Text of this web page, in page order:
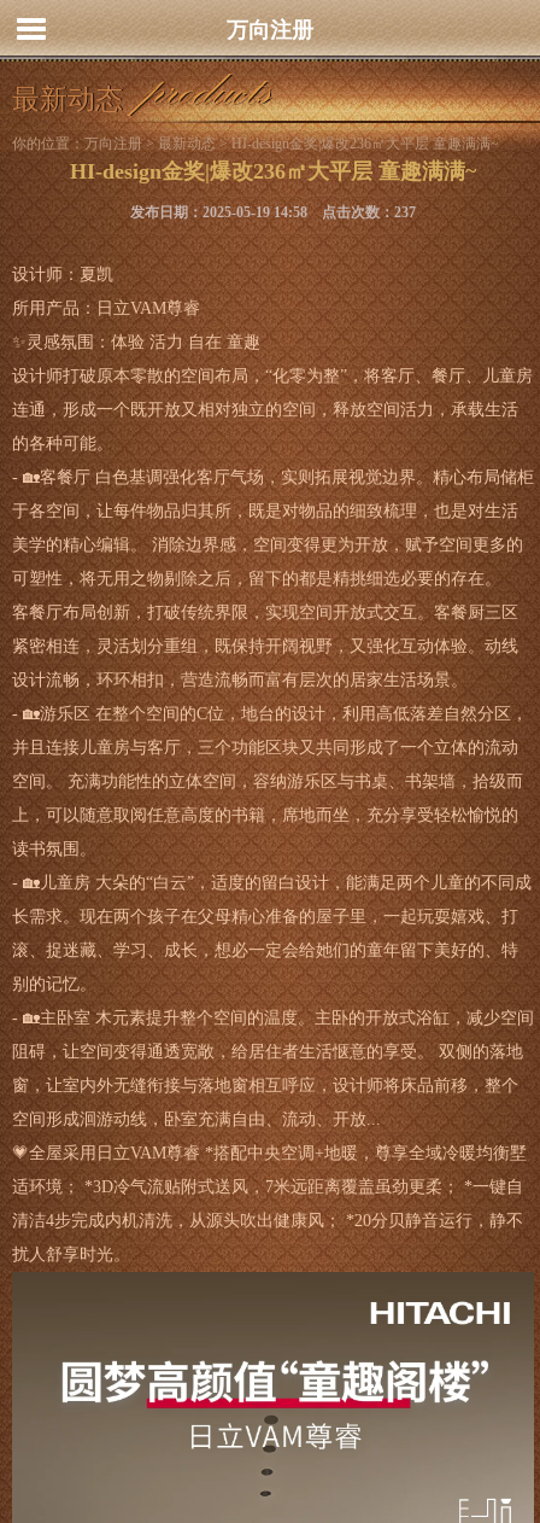
万向注册
最新动态
你的位置：万向注册>最新动态> HI-design金奖|爆改236㎡大平层 童趣满满~
HI-design金奖|爆改236㎡大平层 童趣满满~
发布日期：2025-05-19 14:58 点击次数：237
设计师：夏凯
所用产品：日立VAM尊睿
✨灵感氛围：体验 活力 自在 童趣
设计师打破原本零散的空间布局，“化零为整”，将客厅、餐厅、儿童房
连通，形成一个既开放又相对独立的空间，释放空间活力，承载生活
的各种可能。
- 🏡客餐厅 白色基调强化客厅气场，实则拓展视觉边界。精心布局储柜
于各空间，让每件物品归其所，既是对物品的细致梳理，也是对生活
美学的精心编辑。 消除边界感，空间变得更为开放，赋予空间更多的
可塑性，将无用之物剔除之后，留下的都是精挑细选必要的存在。
客餐厅布局创新，打破传统界限，实现空间开放式交互。客餐厨三区
紧密相连，灵活划分重组，既保持开阔视野，又强化互动体验。动线
设计流畅，环环相扣，营造流畅而富有层次的居家生活场景。
- 🏡游乐区 在整个空间的C位，地台的设计，利用高低落差自然分区，
并且连接儿童房与客厅，三个功能区块又共同形成了一个立体的流动
空间。 充满功能性的立体空间，容纳游乐区与书桌、书架墙，拾级而
上，可以随意取阅任意高度的书籍，席地而坐，充分享受轻松愉悦的
读书氛围。
- 🏡儿童房 大朵的“白云”，适度的留白设计，能满足两个儿童的不同成
长需求。现在两个孩子在父母精心准备的屋子里，一起玩耍嬉戏、打
滚、捉迷藏、学习、成长，想必一定会给她们的童年留下美好的、特
别的记忆。
- 🏡主卧室 木元素提升整个空间的温度。主卧的开放式浴缸，减少空间
阻碍，让空间变得通透宽敞，给居住者生活惬意的享受。 双侧的落地
窗，让室内外无缝衔接与落地窗相互呼应，设计师将床品前移，整个
空间形成洄游动线，卧室充满自由、流动、开放...
💗全屋采用日立VAM尊睿 *搭配中央空调+地暖，尊享全域冷暖均衡墅
适环境； *3D冷气流贴附式送风，7米远距离覆盖虽劲更柔； *一键自
清洁4步完成内机清洗，从源头吹出健康风； *20分贝静音运行，静不
扰人舒享时光。